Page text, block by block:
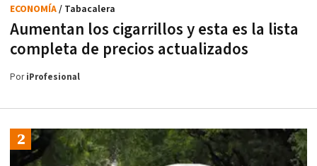
Aumentan los cigarrillos y esta es la lista
completa de precios actualizados
ECONOMÍA/ Tabacalera
PoriProfesional